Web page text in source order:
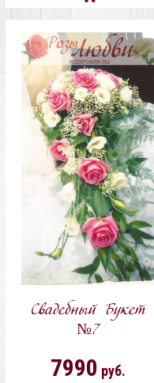
Добавить
в
корзину
Свадебный Букет
№7
7990 руб.